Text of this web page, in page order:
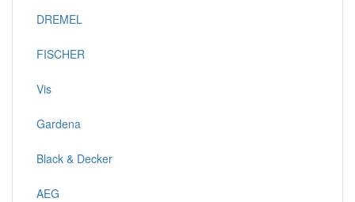
DREMEL
FISCHER
Vis
Gardena
Black & Decker
AEG